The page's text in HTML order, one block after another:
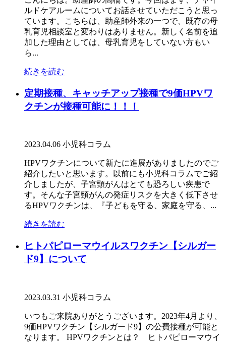
ルドケアルームについてお話させていただこうと思っ
ています。こちらは、助産師外来の一つで、既存の母
乳育児相談室と変わりはありません。新しく名前を追
加した理由としては、母乳育児をしていない方もい
ら...
続きを読む
定期接種、キャッチアップ接種で9価HPVワ
クチンが接種可能に！！！
2023.04.06 小児科コラム
HPVワクチンについて新たに進展がありましたのでご
紹介したいと思います。以前にも小児科コラムでご紹
介しましたが、子宮頸がんはとても恐ろしい疾患で
す。そんな子宮頸がんの発症リスクを大きく低下させ
るHPVワクチンは、『子どもを守る、家庭を守る、...
続きを読む
ヒトパピローマウイルスワクチン【シルガー
ド9】について
2023.03.31 小児科コラム
いつもご来院ありがとうございます。2023年4月より、
9価HPVワクチン【シルガード9】の公費接種が可能と
なります。 HPVワクチンとは？ ヒトパピローマウイ